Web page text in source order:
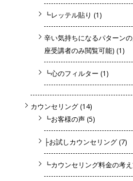
┗レッテル貼り (1)
辛い気持ちになるパターン
座受講者のみ閲覧可能) (1)
┗心のフィルター (1)
カウンセリング (14)
┗お客様の声 (5)
├お試しカウンセリング (7)
┗カウンセリング料金の考